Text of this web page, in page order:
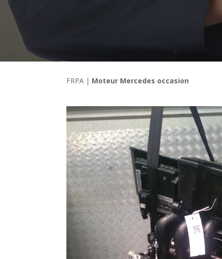
FRPA | Moteur Mercedes occasion